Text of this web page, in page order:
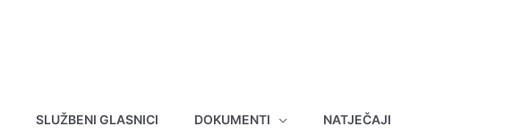
SLUŽBENI GLASNICI DOKUMENTI NATJEČAJI